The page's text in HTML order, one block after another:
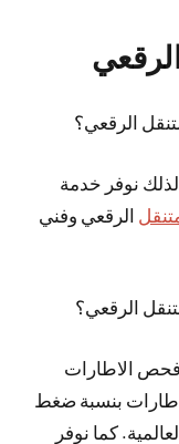
الرقعي؟
نوفر خدمة
الرقعي وفني
الرقعي؟
فحص الاطارات
بنسبة ضغط
العالمية. كما نوفر